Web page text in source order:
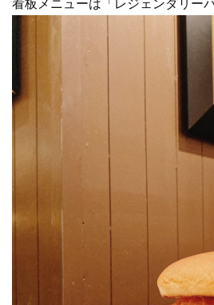
看板メニューは「レジェンダリー